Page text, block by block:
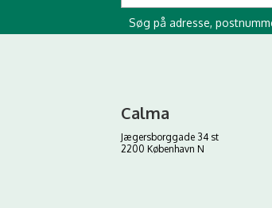
Søg på adresse,
Calma
Jægersborggade 34 st
2200 København N